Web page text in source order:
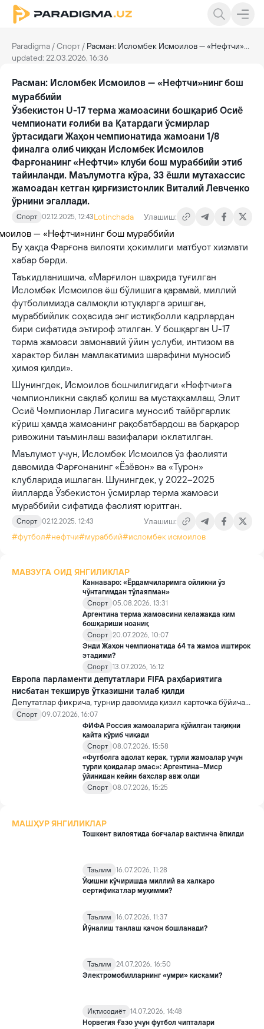
Paradigma /Спорт / Расман: Исломбек Исмоилов — «Нефтчи»нинг бош мураббийи
updated: 22.03.2026, 16:36
Расман: Исломбек Исмоилов — «Нефтчи»нинг бош
мураббийи
Ўзбекистон U-17 терма жамоасини бошқариб Осиё
чемпионати ғолиби ва Қатардаги ўсмирлар
ўртасидаги Жаҳон чемпионатида жамоани 1/8
финалга олиб чиққан Исломбек Исмоилов
Фарғонанинг «Нефтчи» клуби бош мураббийи этиб
тайинланди. Маълумотга кўра, 33 ёшли мутахассис
жамоадан кетган қирғизистонлик Виталий Левченко
ўрнини эгаллади.
Спорт 02.12.2025, 12:43Lotinchada Улашиш:
Бу ҳақда Фарғона вилояти ҳокимлиги матбуот хизмати
хабар берди.
Таъкидланишича, «Марғилон шаҳрида туғилган
Исломбек Исмоилов ёш бўлишига қарамай, миллий
футболимизда салмоқли ютуқларга эришган,
мураббийлик соҳасида энг истиқболли кадрлардан
бири сифатида эътироф этилган. У бошқарган U-17
терма жамоаси замонавий ўйин услуби, интизом ва
характер билан мамлакатимиз шарафини муносиб
ҳимоя қилди».
Шунингдек, Исмоилов бошчилигидаги «Нефтчи»га
чемпионликни сақлаб қолиш ва мустаҳкамлаш, Элит
Осиё Чемпионлар Лигасига муносиб тайёргарлик
кўриш ҳамда жамоанинг рақобатбардош ва барқарор
ривожини таъминлаш вазифалари юклатилган.
Маълумот учун, Исломбек Исмоилов ўз фаолияти
давомида Фарғонанинг «Ёзёвон» ва «Турон»
клубларида ишлаган. Шунингдек, у 2022–2025
йилларда Ўзбекистон ўсмирлар терма жамоаси
мураббийи сифатида фаолият юритган.
Спорт 02.12.2025, 12:43
Улашиш:
#футбол#нефтчи#мураббий#исломбек исмоилов
МАВЗУГА ОИД ЯНГИЛИКЛАР
Каннаваро: «Ёрдамчиларимга ойликни ўз
чўнтагимдан тўлаяпман»
Спорт 05.08.2026, 13:31
Аргентина терма жамоасини келажакда ким
бошқариши ноаниқ
Спорт 20.07.2026, 10:07
Энди Жаҳон чемпионатида 64 та жамоа иштирок
этадими?
Спорт 13.07.2026, 16:12
Европа парламенти депутатлари FIFA раҳбариятига
нисбатан текширув ўтказишни талаб қилди
Депутатлар фикрича, турнир давомида қизил карточка бўйича
қоидани ўзгартириш қарори Трампнинг Инфантино билан
телефон мулоқотидан сўнг қабул қилинган.
Спорт 09.07.2026, 16:07
ФИФА Россия жамоаларига қўйилган тақиқни
қайта кўриб чиқади
Спорт 08.07.2026, 15:58
«Футболга адолат керак, турли жамоалар учун
турли қоидалар эмас»: Аргентина–Миср
ўйинидан кейин баҳслар авж олди
Спорт 08.07.2026, 15:25
МАШҲУР ЯНГИЛИКЛАР
Тошкент вилоятида боғчалар вақтинча ёпилди
Таълим
16.07.2026, 11:28
Ўқишни кўчиришда миллий ва халқаро
сертификатлар муҳимми?
Таълим
16.07.2026, 11:37
Йўналиш танлаш қачон бошланади?
Таълим
24.07.2026, 16:50
Электромобилларнинг «умри» қисқами?
Иқтисодиёт 14.07.2026, 14:48
Норвегия Ғазо учун футбол чипталари